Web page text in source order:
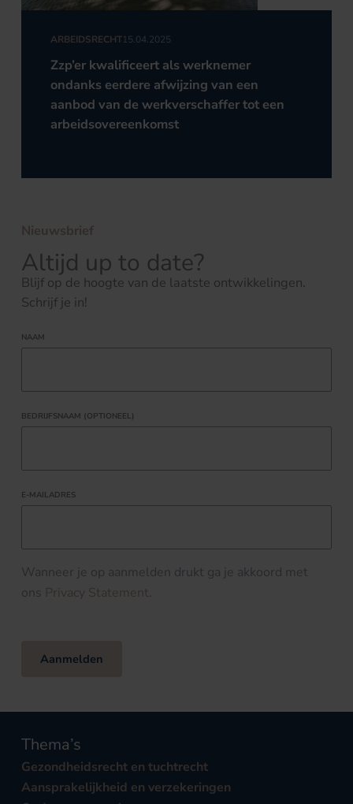
ARBEIDSRECHT15.04.2025
Zzp’er kwalificeert als werknemer
ondanks eerdere afwijzing van een
aanbod van de werkverschaffer tot een
arbeidsovereenkomst
Nieuwsbrief
Altijd up to date?
Blijf op de hoogte van de laatste ontwikkelingen.
Schrijf je in!
NAAM
BEDRIJFSNAAM (OPTIONEEL)
E-MAILADRES
Wanneer je op aanmelden drukt ga je akkoord met
ons Privacy Statement.
Aanmelden
Thema’s
Gezondheidsrecht en tuchtrecht
Aansprakelijkheid en verzekeringen